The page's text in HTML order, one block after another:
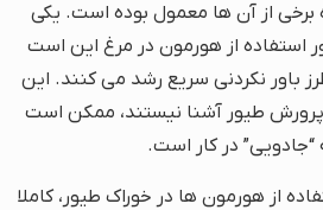
برخی از آن ها معمول بوده است. یکی
استفاده از هورمون در مرغ این است
باور نکردنی سریع رشد می کنند. این
طیور آشنا نیستند، ممکن است
“جادویی” در کار است.
از هورمون ها در خوراک طیور، کاملا